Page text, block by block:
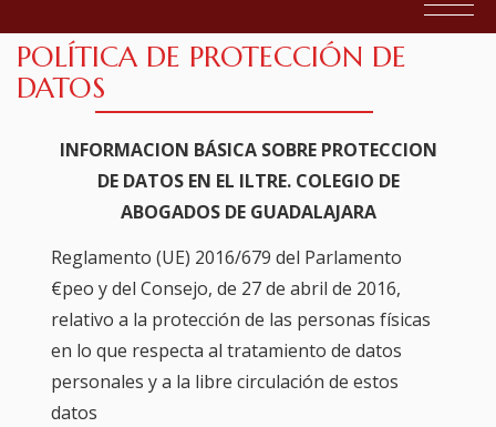
EL COLEGIO
TURNO DE OFICIO
ATENCIÓN A LA CIUDADANÍA
POLÍTICA DE PROTECCIÓN DE
DATOS
INFORMACION BÁSICA SOBRE PROTECCION
DE DATOS EN EL ILTRE. COLEGIO DE
ABOGADOS DE GUADALAJARA
Reglamento (UE) 2016/679 del Parlamento
€peo y del Consejo, de 27 de abril de 2016,
relativo a la protección de las personas físicas
en lo que respecta al tratamiento de datos
personales y a la libre circulación de estos
datos